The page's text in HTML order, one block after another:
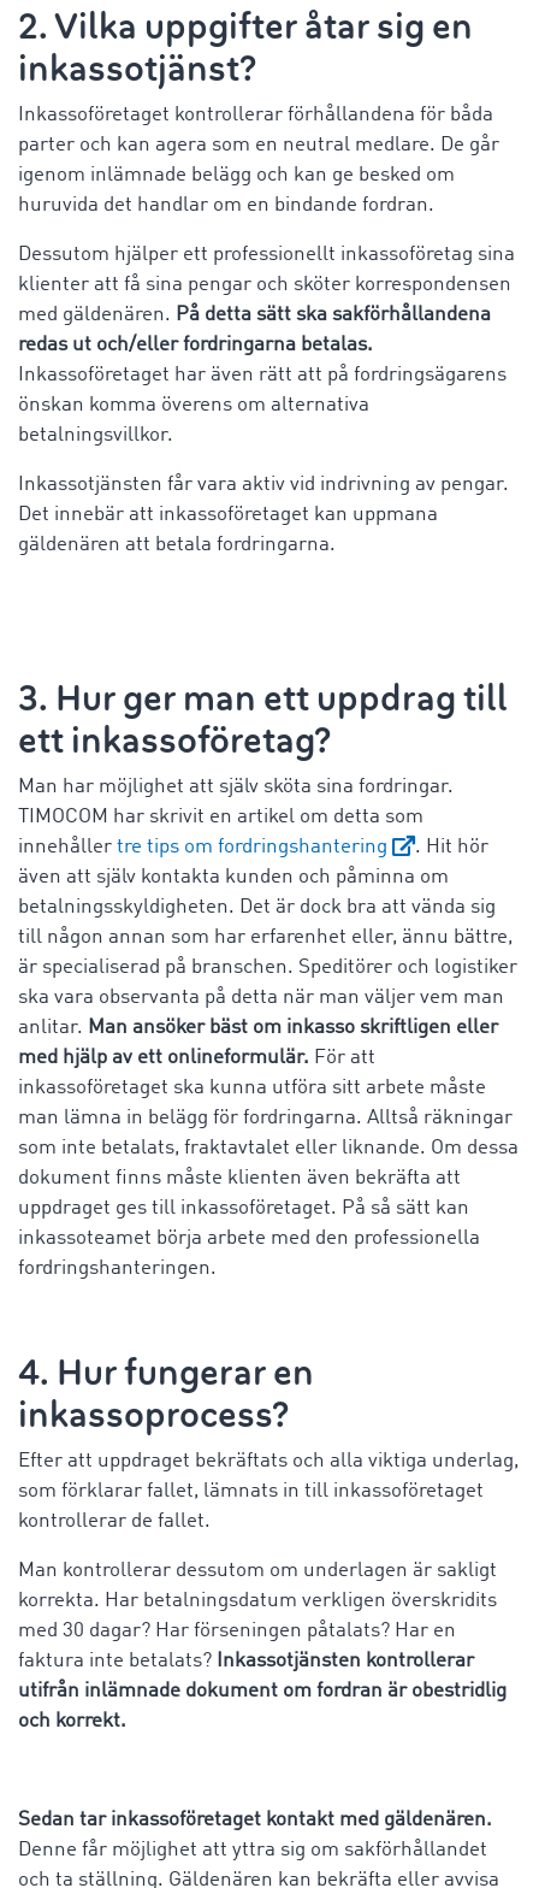
2. Vilka uppgifter åtar sig en
inkassotjänst?
Inkassoföretaget kontrollerar förhållandena för båda
parter och kan agera som en neutral medlare. De går
igenom inlämnade belägg och kan ge besked om
huruvida det handlar om en bindande fordran.
Dessutom hjälper ett professionellt inkassoföretag sina
klienter att få sina pengar och sköter korrespondensen
med gäldenären. På detta sätt ska sakförhållandena
redas ut och/eller fordringarna betalas.
Inkassoföretaget har även rätt att på fordringsägarens
önskan komma överens om alternativa
betalningsvillkor.
Inkassotjänsten får vara aktiv vid indrivning av pengar.
Det innebär att inkassoföretaget kan uppmana
gäldenären att betala fordringarna.
3. Hur ger man ett uppdrag till
ett inkassoföretag?
Man har möjlighet att själv sköta sina fordringar.
TIMOCOM har skrivit en artikel om detta som
innehåller tre tips om fordringshantering
. Hit hör
även att själv kontakta kunden och påminna om
betalningsskyldigheten. Det är dock bra att vända sig
till någon annan som har erfarenhet eller, ännu bättre,
är specialiserad på branschen. Speditörer och logistiker
ska vara observanta på detta när man väljer vem man
anlitar. Man ansöker bäst om inkasso skriftligen eller
med hjälp av ett onlineformulär. För att
inkassoföretaget ska kunna utföra sitt arbete måste
man lämna in belägg för fordringarna. Alltså räkningar
som inte betalats, fraktavtalet eller liknande. Om dessa
dokument finns måste klienten även bekräfta att
uppdraget ges till inkassoföretaget. På så sätt kan
inkassoteamet börja arbete med den professionella
fordringshanteringen.
4. Hur fungerar en
inkassoprocess?
Efter att uppdraget bekräftats och alla viktiga underlag,
som förklarar fallet, lämnats in till inkassoföretaget
kontrollerar de fallet.
Man kontrollerar dessutom om underlagen är sakligt
korrekta. Har betalningsdatum verkligen överskridits
med 30 dagar? Har förseningen påtalats? Har en
faktura inte betalats? Inkassotjänsten kontrollerar
utifrån inlämnade dokument om fordran är obestridlig
och korrekt.
Sedan tar inkassoföretaget kontakt med gäldenären.
Denne får möjlighet att yttra sig om sakförhållandet
och ta ställning. Gäldenären kan bekräfta eller avvisa